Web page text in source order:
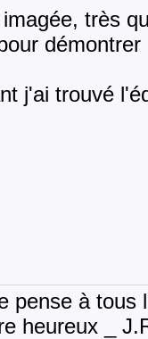
très
j'ai trouvé
pense à tous
heureux _